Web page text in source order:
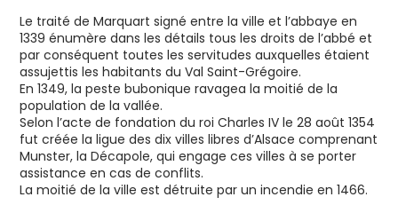
Le traité de Marquart signé entre la ville et l’abbaye en
1339 énumère dans les détails tous les droits de l’abbé et
par conséquent toutes les servitudes auxquelles étaient
assujettis les habitants du Val Saint-Grégoire.
En 1349, la peste bubonique ravagea la moitié de la
population de la vallée.
Selon l’acte de fondation du roi Charles IV le 28 août 1354
fut créée la ligue des dix villes libres d’Alsace comprenant
Munster, la Décapole, qui engage ces villes à se porter
assistance en cas de conflits.
La moitié de la ville est détruite par un incendie en 1466.